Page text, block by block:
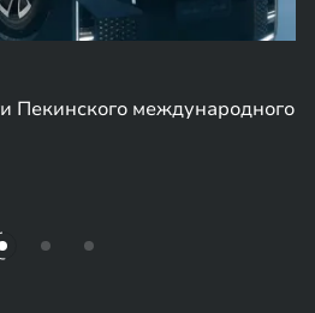
Пекинского международного